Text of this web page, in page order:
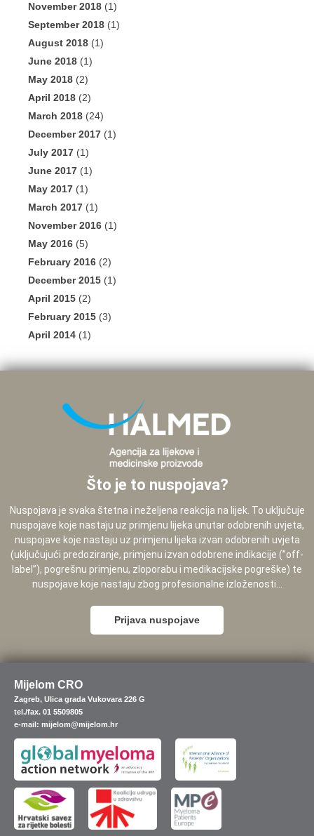
November 2018 (1)
September 2018 (1)
August 2018 (1)
June 2018 (1)
May 2018 (2)
April 2018 (2)
March 2018 (24)
December 2017 (1)
July 2017 (1)
June 2017 (1)
May 2017 (1)
March 2017 (1)
November 2016 (1)
May 2016 (5)
February 2016 (2)
December 2015 (1)
April 2015 (2)
February 2015 (3)
April 2014 (1)
Što je to nuspojava?
Nuspojava je svaka štetna i neželjena reakcija na lijek. To uključuje
nuspojave koje nastaju uz primjenu lijeka unutar odobrenih uvjeta,
nuspojave koje nastaju uz primjenu lijeka izvan odobrenih uvjeta
(uključujući predoziranje, primjenu izvan odobrene indikacije (”off-
label”), pogrešnu primjenu, zloporabu i medikacijske pogreške) te
nuspojave koje nastaju zbog profesionalne izloženosti...
Prijava nuspojave
Mijelom CRO
Zagreb, Ulica grada Vukovara 226 G
tel./fax. 01 5509805
e-mail: mijelom@mijelom.hr